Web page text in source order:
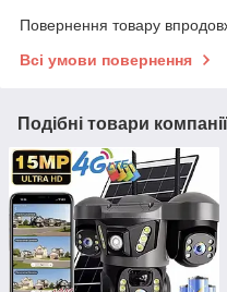
Повернення товару
Всі умови повернення
Подібні товари компанії